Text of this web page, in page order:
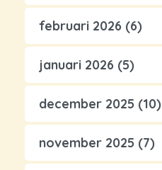
februari 2026 (6)
januari 2026 (5)
december 2025 (10)
november 2025 (7)